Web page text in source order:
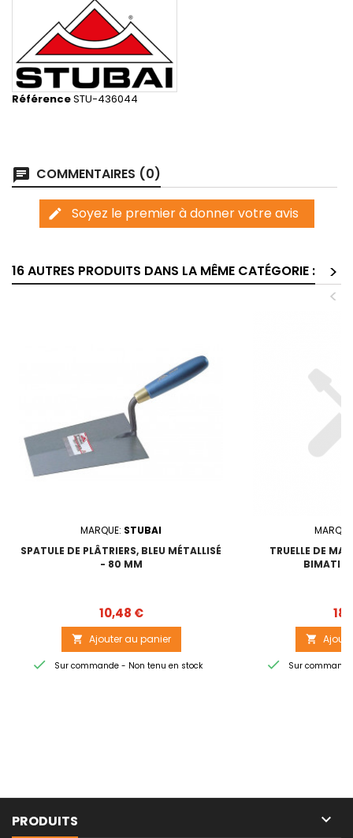
RéférenceSTU-436044
chat COMMENTAIRES (0)
edit Soyez le premier à donner votre avis
16 AUTRES PRODUITS DANS LA MÊME CATÉGORIE :
>
<
MARQUE: STUBAI
SPATULE DE PLÂTRIERS, BLEU MÉTALLISÉ
- 80 MM
Prix
10,48 €
 Ajouter au panier
 Sur commande - Non tenu en stock
TRUELLE DE

 Sur
PRODUITS 